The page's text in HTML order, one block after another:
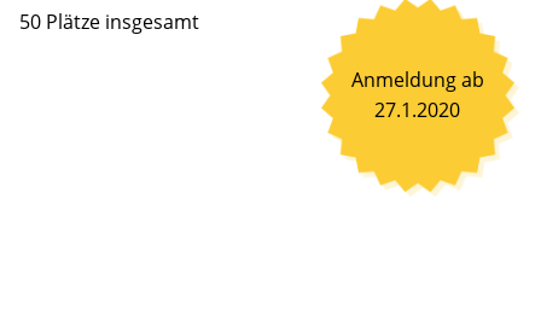
gemeinsam
arbeiten
50 Plätze insgesamt
Anmeldung ab
27.1.2020